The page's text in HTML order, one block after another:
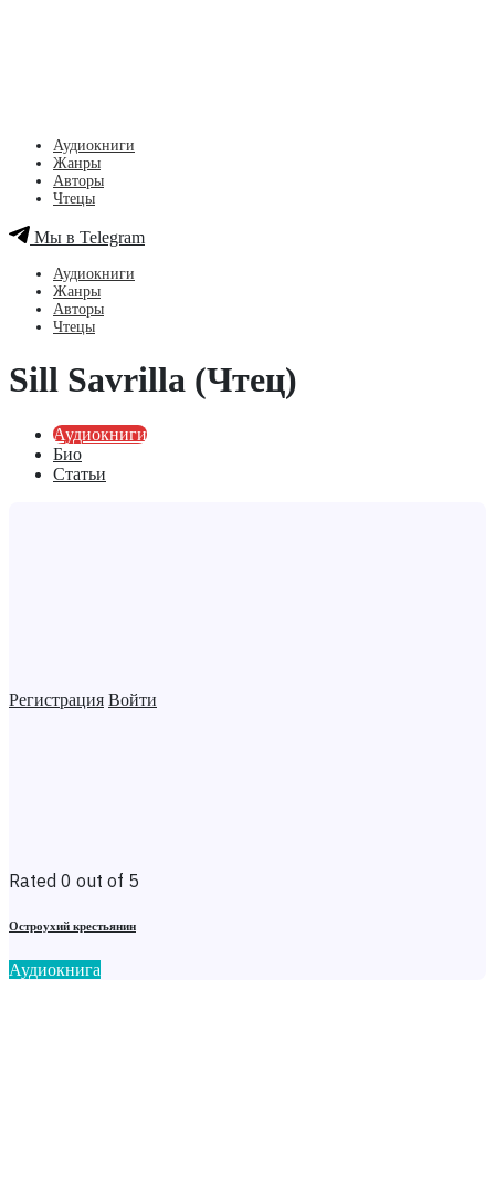
Регистрация Войти
Аудиокниги
Жанры
Авторы
Чтецы
Мы в Telegram
Аудиокниги
Жанры
Авторы
Чтецы
Sill Savrilla (Чтец)
Аудиокниги
Био
Статьи
Rated 0 out of 5
Остроухий крестьянин
Аудиокнига